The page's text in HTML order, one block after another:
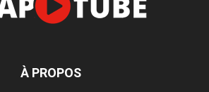
À PROPOS